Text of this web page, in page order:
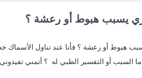
يسبب هبوط أو رعشة ؟
أو رعشة ؟ فأنا عند تناول الأسماك
السبب أو التفسير الطبي له ؟ أتمني